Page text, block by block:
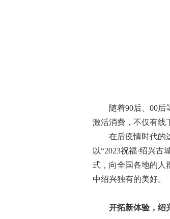
随着90后、00
激活消费，不仅有线
在后疫情时代的
以“2023祝福·绍兴
式，向全国各地的人
中绍兴独有的美好。
开拓新体验，绍